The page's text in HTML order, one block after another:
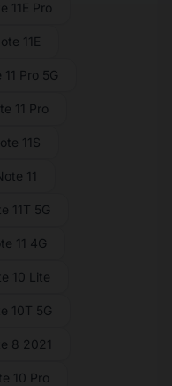
11E Pro
11E
Pro 5G
11 Pro
11S
11
11T 5G
11 4G
10 Lite
10T 5G
8 2021
10 Pro